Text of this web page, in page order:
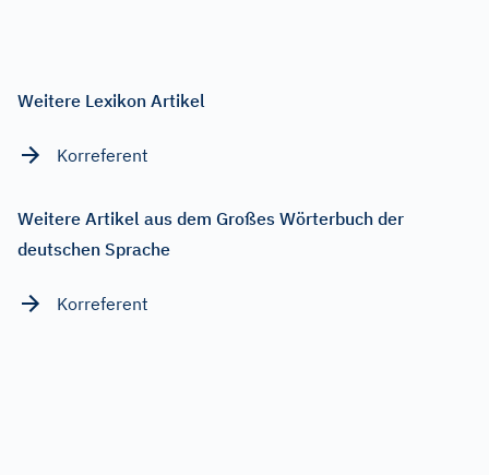
Weitere Lexikon Artikel
Korreferent
Weitere Artikel aus dem Großes Wörterbuch der
deutschen Sprache
Korreferent